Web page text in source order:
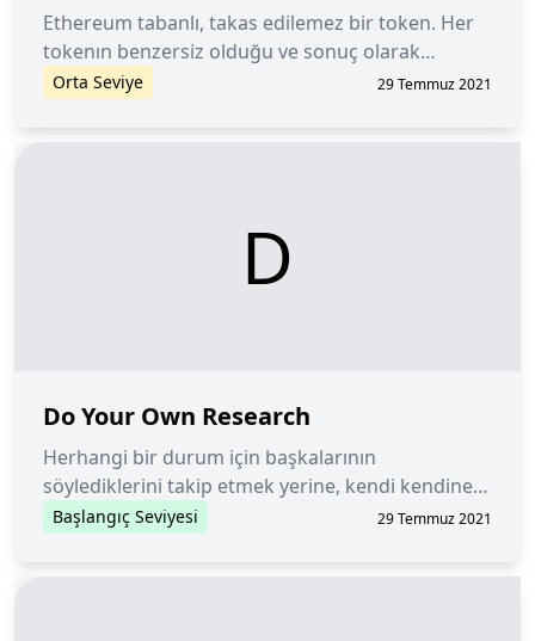
Ethereum tabanlı, takas edilemez bir token. Her
tokenın benzersiz olduğu ve sonuç olarak
değiştirilemez olduğu anlamına gelir.
Orta Seviye 29 Temmuz 2021
D
Do Your Own Research
Herhangi bir durum için başkalarının
söylediklerini takip etmek yerine, kendi kendine
araştırma yapmayı öğütleyen bir söz.
Başlangıç Seviyesi 29 Temmuz 2021